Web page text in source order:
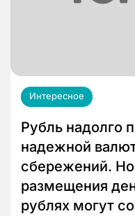
Интересное
Рубль надолго
надежной
сбережений.
размещения
рублях могут